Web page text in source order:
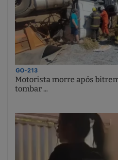
GO-213
Motorista morre após
tombar ...